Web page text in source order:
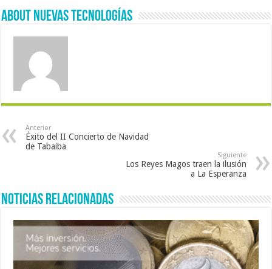
About Nuevas Tecnologías
Anterior
Éxito del II Concierto de Navidad
de Tabaiba
Siguiente
Los Reyes Magos traen la ilusión
a La Esperanza
Noticias Relacionadas